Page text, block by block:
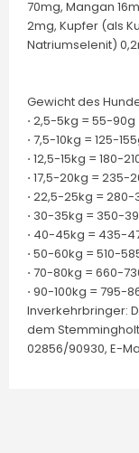
70mg, Mangan
2mg, Kupfer (als
Natriumselenit)
Gewicht des
⋅ 2,5-5kg = 55-90g
⋅ 7,5-10kg = 125-
⋅ 12,5-15kg = 180-
⋅ 17,5-20kg = 235-
⋅ 22,5-25kg = 280-
⋅ 30-35kg = 350-
⋅ 40-45kg = 435-
⋅ 50-60kg = 510-
⋅ 70-80kg = 660-
⋅ 90-100kg = 795-
Inverkehrbringer:
dem
02856/90930, E-